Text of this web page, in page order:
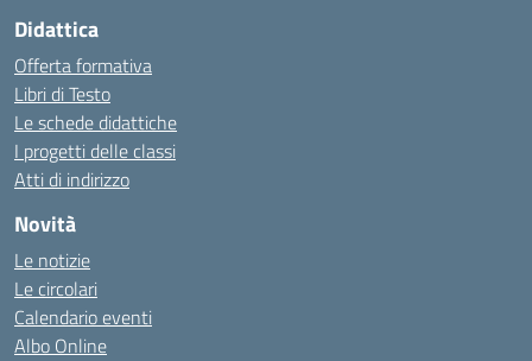
Didattica
Offerta formativa
Libri di Testo
Le schede didattiche
I progetti delle classi
Atti di indirizzo
Novità
Le notizie
Le circolari
Calendario eventi
Albo Online